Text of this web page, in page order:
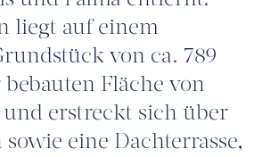
liegt auf einem
von ca. 789
Fläche von
und erstreckt sich über
eine Dachterrasse,